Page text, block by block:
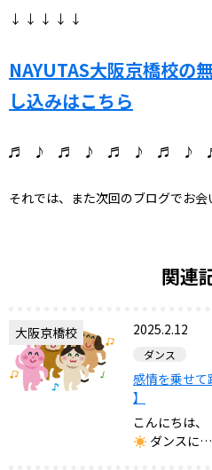
↓ ↓ ↓ ↓ ↓
NAYUTAS大阪京橋校の
し込みはこちら
♬ ♪ ♬ ♪ ♬ ♪ ♬ ♪
それでは、また次回のブログでお会
関連
大阪京橋校 2025.2.12
ダンス
感情を乗せて
】
こんにちは、
ダンスに…